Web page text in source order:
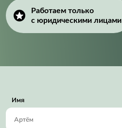
Работаем только
с юридическими лицами
Имя